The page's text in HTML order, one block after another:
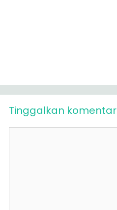
Tinggalkan komentar